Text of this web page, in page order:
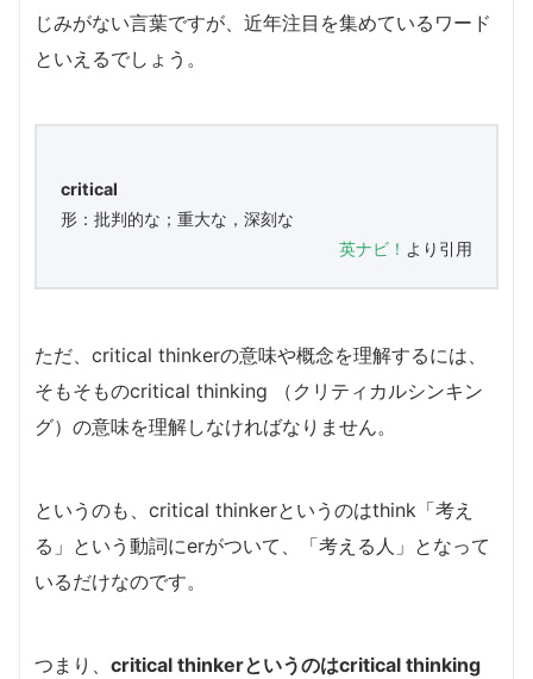
じみがない言葉ですが、近年注目を集めているワード
といえるでしょう。
critical
形：批判的な；重大な，深刻な
英ナビ！ より引用
ただ、critical thinkerの意味や概念を理解するには、
そもそものcritical thinking （クリティカルシンキン
グ）の意味を理解しなければなりません。
というのも、critical thinkerというのはthink「考え
る」という動詞にerがついて、「考える人」となって
いるだけなのです。
つまり、 critical thinkerというのはcritical thinking